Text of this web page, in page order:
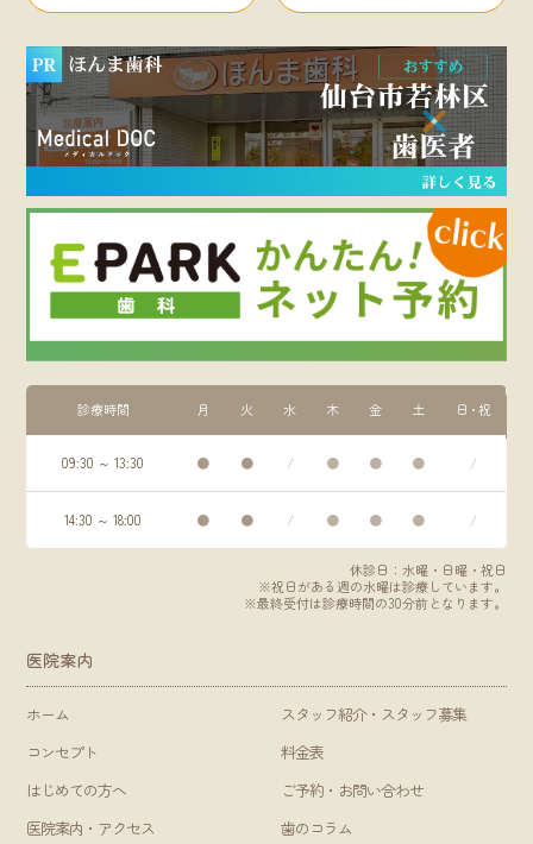
診療時間 月 火 水 木 金 土 日・祝
09:30 ～ 13:30 ● ● / ● ● ● /
14:30 ～ 18:00 ● ● / ● ● ● /
休診日：水曜・日曜・祝日
※祝日がある週の水曜は診療しています。
※最終受付は診療時間の30分前となります。
医院案内
ホーム
コンセプト
はじめての方へ
医院案内・アクセス
スタッフ紹介・スタッフ募集
料金表
ご予約・お問い合わせ
歯のコラム